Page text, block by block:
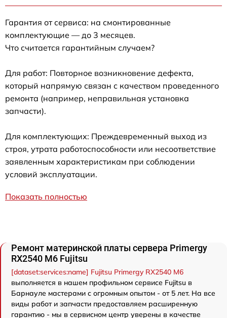
Гарантия от сервиса: на смонтированные
комплектующие — до 3 месяцев.
Что считается гарантийным случаем?
Для работ: Повторное возникновение дефекта,
который напрямую связан с качеством проведенного
ремонта (например, неправильная установка
запчасти).
Для комплектующих: Преждевременный выход из
строя, утрата работоспособности или несоответствие
заявленным характеристикам при соблюдении
условий эксплуатации.
Показать полностью
Ремонт материнской платы сервера Primergy
RX2540 M6 Fujitsu
[dataset:services:name] Fujitsu Primergy RX2540 M6
выполняется в нашем профильном сервисе Fujitsu в
Барнауле мастерами с огромным опытом - от 5 лет. На все
виды работ и запчасти предоставляем расширенную
гарантию - мы в сервисном центр уверены в качестве